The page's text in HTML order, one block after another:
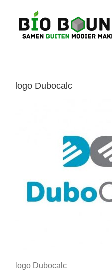
inhoud
logo Dubocalc
logo Dubocalc